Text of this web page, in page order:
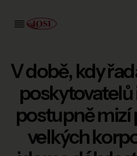
Internet
Chytrá televize
Mobil
Služby pro firmy
V době, kdy
postupně mizí
velkých